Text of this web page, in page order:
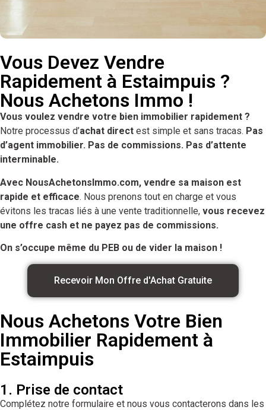
Vous Devez Vendre
Rapidement à Estaimpuis ?
Nous Achetons Immo !
Vous voulez vendre votre bien immobilier rapidement ?
Notre processus d’achat direct est simple et sans tracas. Pas
d’agent immobilier. Pas de commissions. Pas d’attente
interminable.
Avec NousAchetonsImmo.com, vendre sa maison est
rapide et efficace. Nous prenons tout en charge et vous
évitons les tracas liés à une vente traditionnelle, vous recevez
une offre cash et ne payez pas de commissions.
On s’occupe même du PEB ou de vider la maison !
Recevoir Mon Offre d'Achat Gratuite
Nous Achetons Votre Bien
Immobilier Rapidement à
Estaimpuis
1. Prise de contact
Complétez notre formulaire et nous vous contacterons dans les